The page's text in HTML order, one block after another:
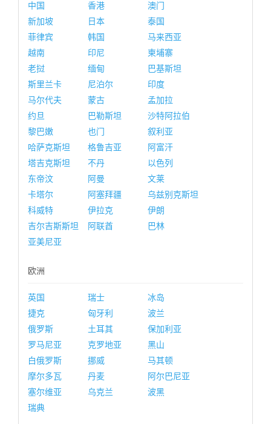
中国 香港
澳门
新加坡
日本
泰国
菲律宾
韩国
马来西亚
越南
印尼
柬埔寨
老挝
缅甸
巴基斯坦
斯里兰卡
尼泊尔
印度
马尔代夫
蒙古
孟加拉
约旦
巴勒斯坦
沙特阿拉伯
黎巴嫩
也门
叙利亚
哈萨克斯坦
格鲁吉亚
阿富汗
塔吉克斯坦
不丹
以色列
东帝汶
阿曼
文莱
卡塔尔
阿塞拜疆
乌兹别克斯坦
科威特
伊拉克
伊朗
吉尔吉斯斯坦
阿联酋
巴林
亚美尼亚
欧洲
英国 瑞士
冰岛
捷克
匈牙利
波兰
俄罗斯
土耳其
保加利亚
罗马尼亚
克罗地亚
黑山
白俄罗斯
挪威
马其顿
摩尔多瓦
丹麦
阿尔巴尼亚
塞尔维亚
乌克兰
波黑
瑞典